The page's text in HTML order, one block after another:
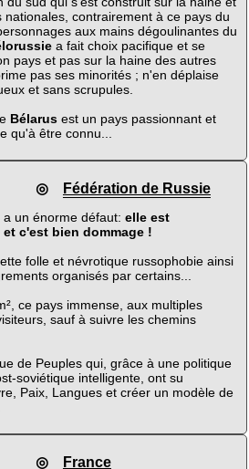
contrairement à ce pays du
aux mains dégoulinantes du
a fait choix pacifique et se
pays et pas sur la haine des autres
pas ses minorités ; n'en déplaise
et sans scrupules.
Bélarusest un pays passionnant et
qu'à être connu...
◎ Fédération de Russie
a un énorme défaut: elle est
c'est bien dommage !
folle et névrotique russophobie ainsi
organisés par certains...
ce pays immense, aux multiples
sauf à suivre les chemins
de Peuples qui, grâce à une politique
soviétique intelligente, ont su
Paix, Langues et créer un modèle de
◎ France